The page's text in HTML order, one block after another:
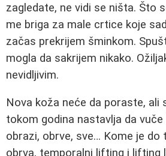
zagledate, ne vidi se ništa. Što
me briga za male crtice koje
začas prekrijem šminkom.
mogla da sakrijem nikako.
nevidljivim.
Nova koža neće da poraste, ali
tokom godina nastavlja da vuče
obrazi, obrve, sve… Kome je do
obrva, temporalni lifting i lifting